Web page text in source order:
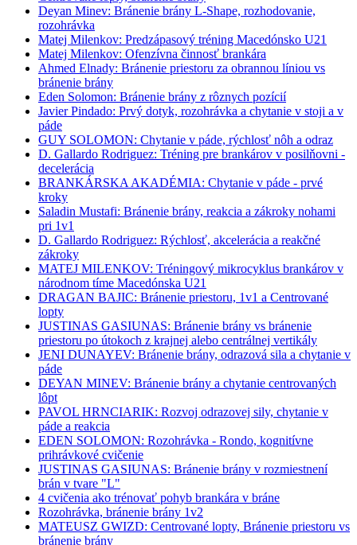
Deyan Minev: Bránenie brány L-Shape, rozhodovanie,
rozohrávka
Matej Milenkov: Predzápasový tréning Macedónsko U21
Matej Milenkov: Ofenzívna činnosť brankára
Ahmed Elnady: Bránenie priestoru za obrannou líniou vs
bránenie brány
Eden Solomon: Bránenie brány z rôznych pozícií
Javier Pindado: Prvý dotyk, rozohrávka a chytanie v stoji a v
páde
GUY SOLOMON: Chytanie v páde, rýchlosť nôh a odraz
D. Gallardo Rodriguez: Tréning pre brankárov v posilňovni -
decelerácia
BRANKÁRSKA AKADÉMIA: Chytanie v páde - prvé
kroky
Saladin Mustafi: Bránenie brány, reakcia a zákroky nohami
pri 1v1
D. Gallardo Rodriguez: Rýchlosť, akcelerácia a reakčné
zákroky
MATEJ MILENKOV: Tréningový mikrocyklus brankárov v
národnom tíme Macedónska U21
DRAGAN BAJIC: Bránenie priestoru, 1v1 a Centrované
lopty
JUSTINAS GASIUNAS: Bránenie brány vs bránenie
priestoru po útokoch z krajnej alebo centrálnej vertikály
JENI DUNAYEV: Bránenie brány, odrazová sila a chytanie v
páde
DEYAN MINEV: Bránenie brány a chytanie centrovaných
lôpt
PAVOL HRNCIARIK: Rozvoj odrazovej sily, chytanie v
páde a reakcia
EDEN SOLOMON: Rozohrávka - Rondo, kognitívne
prihrávkové cvičenie
JUSTINAS GASIUNAS: Bránenie brány v rozmiestnení
brán v tvare "L"
4 cvičenia ako trénovať pohyb brankára v bráne
Rozohrávka, bránenie brány 1v2
MATEUSZ GWIZD: Centrované lopty, Bránenie priestoru vs
bránenie brány